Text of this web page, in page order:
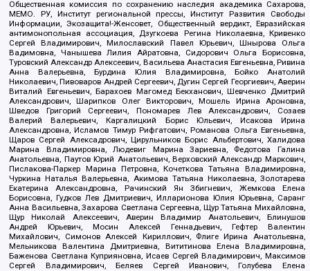
Общественная комиссия по сохранению наследия академика Сахарова,
МЕМО. РУ, Институт региональной прессы, Институт Развития Свободы
Информации, Экозащита!-Женсовет, Общественный вердикт, Евразийская
антимонопольная ассоциация, Дзугкоева Регина Николаевна, Кривенко
Сергей Владимирович, Милославский Павел Юрьевич, Шнырова Ольга
Вадимовна, Чанышева Лилия Айратовна, Сидорович Ольга Борисовна,
Туровский Александр Алексеевич, Васильева Анастасия Евгеньевна, Ривина
Анна Валерьевна, Бурдина Юлия Владимировна, Бойко Анатолий
Николаевич, Пивоваров Андрей Сергеевич, Дугин Сергей Георгиевич, Аверин
Виталий Евгеньевич, Барахоев Магомед Бекханович, Шевченко Дмитрий
Александрович, Шарипков Олег Викторович, Мошель Ирина Ароновна,
Шведов Григорий Сергеевич, Пономарев Лев Александрович, Созаев
Валерий Валерьевич, Каргалицкий Борис Юльевич, Исакова Ирина
Александровна, Исламов Тимур Рифгатович, Романова Ольга Евгеньевна,
Щаров Сергей Алексадрович, Цирульников Борис Альбертович, Халидова
Марина Владимировна, Людевиг Марина Зариевна, Федотова Галина
Анатольевна, Паутов Юрий Анатольевич, Верховский Александр Маркович,
Пислакова-Паркер Марина Петровна, Кочеткова Татьяна Владимировна,
Чуркина Наталья Валерьевна, Акимова Татьяна Николаевна, Золотарева
Екатерина Александровна, Рачинский Ян Збигневич, Жемкова Елена
Борисовна, Гудков Лев Дмитриевич, Илларионова Юлия Юрьевна, Саранг
Анна Васильевна, Захарова Светлана Сергеевна, Щур Татьяна Михайловна,
Щур Николай Алексеевич, Аверин Владимир Анатольевич, Блинушов
Андрей Юрьевич, Мосин Алексей Геннадьевич, Гефтер Валентин
Михайлович, Симонов Алексей Кириллович, Флиге Ирина Анатольевна,
Мельникова Валентина Дмитриевна, Вититинова Елена Владимировна,
Баженова Светлана Куприяновна, Исаев Сергей Владимирович, Максимов
Сергей Владимирович, Беляев Сергей Иванович, Голубева Елена